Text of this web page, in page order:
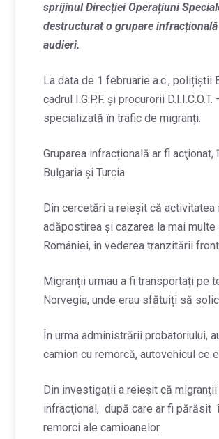
sprijinul Direcției Operațiuni
destructurat o grupare
audieri.
La data de 1 februarie a.c.,
cadrul I.G.P.F. și procurorii
specializată în trafic de migranți.
Gruparea infracțională ar fi
Bulgaria şi Turcia.
Din cercetări a reieșit că activitatea
adăpostirea și cazarea la mai
României, în vederea tranzitării
Migranții urmau a fi transportați pe
Norvegia, unde erau sfătuiți să
În urma administrării probatoriului,
camion cu remorcă, autovehicul ce
Din investigații a reieșit că
infracţional, după care ar fi părăsit
remorci ale camioanelor.